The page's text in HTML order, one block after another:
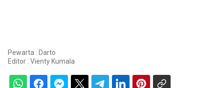
Pewarta : Darto
Editor : Vienty Kumala